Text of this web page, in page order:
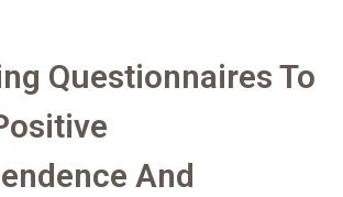
Questionnaires To
And